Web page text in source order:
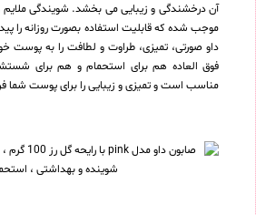
آن درخشندگی و زیبایی می بخشد. شویندگی
موجب شده که قابلیت استفاده بصورت روزانه را
داو صورتی، تمیزی، طراوت و لطافت را به پوست
فوق العاده هم برای استحمام و هم برای
مناسب است و تمیزی و زیبایی را برای پوست شما